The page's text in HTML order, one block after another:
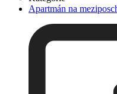
Apartmán na